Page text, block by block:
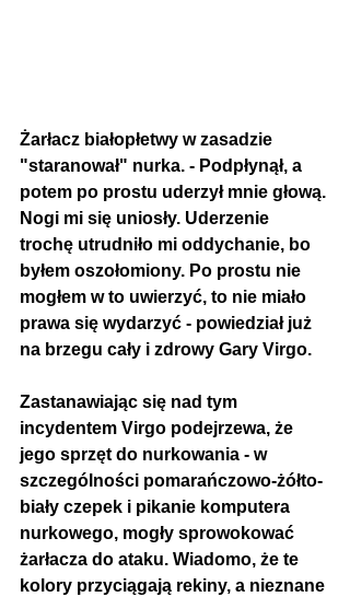
Żarłacz białopłetwy w zasadzie
"staranował" nurka. - Podpłynął, a
potem po prostu uderzył mnie głową.
Nogi mi się uniosły. Uderzenie
trochę utrudniło mi oddychanie, bo
byłem oszołomiony. Po prostu nie
mogłem w to uwierzyć, to nie miało
prawa się wydarzyć - powiedział już
na brzegu cały i zdrowy Gary Virgo.
Zastanawiając się nad tym
incydentem Virgo podejrzewa, że ​​
jego sprzęt do nurkowania - w
szczególności pomarańczowo-żółto-
biały czepek i pikanie komputera
nurkowego, mogły sprowokować
żarłacza do ataku. Wiadomo, że te
kolory przyciągają rekiny, a nieznane